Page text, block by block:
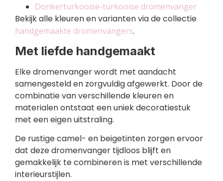
Donkerturkooise-turkooise dromenvanger
Bekijk alle kleuren en varianten via de collectie
handgemaakte dromenvangers.
Met liefde handgemaakt
Elke dromenvanger wordt met aandacht
samengesteld en zorgvuldig afgewerkt. Door de
combinatie van verschillende kleuren en
materialen ontstaat een uniek decoratiestuk
met een eigen uitstraling.
De rustige camel- en beigetinten zorgen ervoor
dat deze dromenvanger tijdloos blijft en
gemakkelijk te combineren is met verschillende
interieurstijlen.